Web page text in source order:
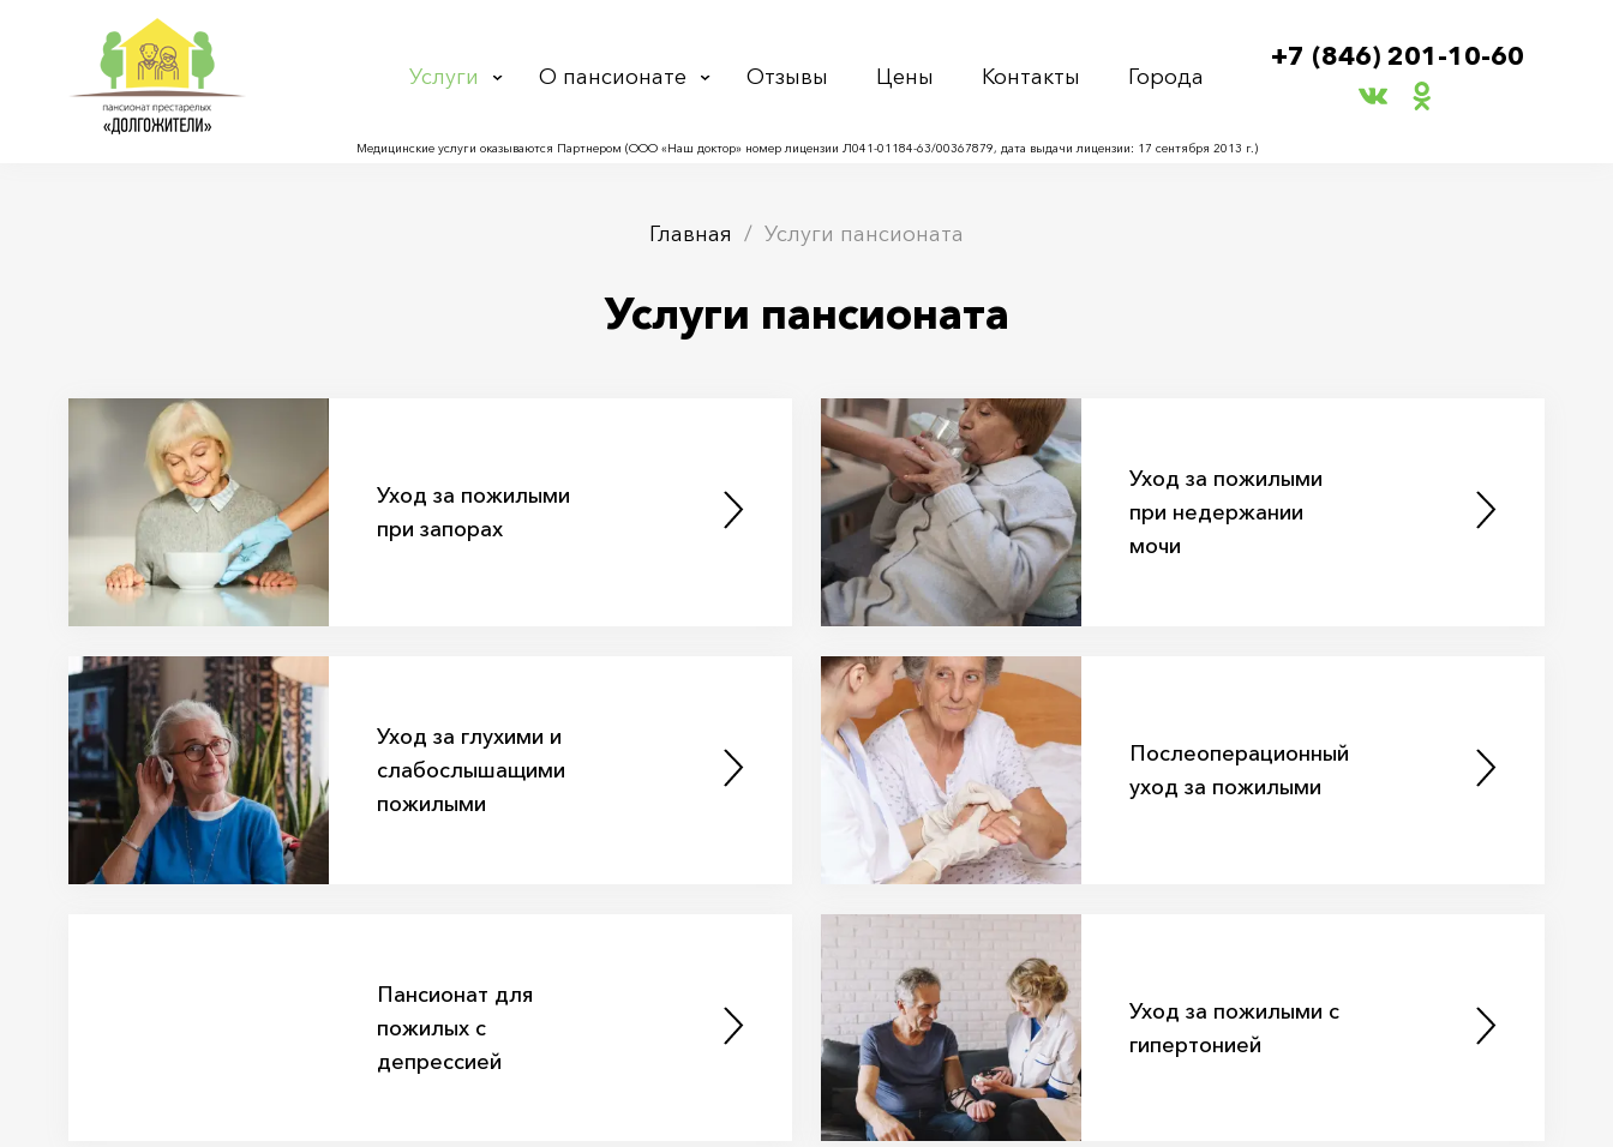
Услуги О пансионате Отзывы Цены Контакты Города
+7 (846) 201-10-60
Медицинские услуги оказываются Партнером (ООО «Наш доктор» номер лицензии Л041-01184-63/00367879, дата выдачи лицензии: 17 сентября 2013 г.)
Главная Услуги пансионата
Услуги пансионата
Уход за пожилыми
при запорах
Уход за пожилыми
при недержании
мочи
Уход за глухими и
слабослышащими
пожилыми
Послеоперационный
уход за пожилыми
Пансионат для
пожилых с
депрессией
Уход за пожилыми с
гипертонией